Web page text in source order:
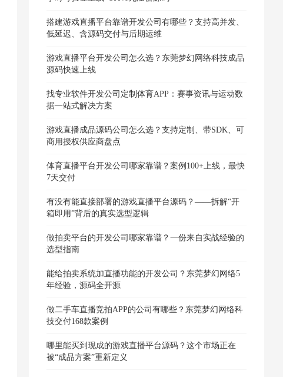
搭建游戏直播平台靠谱开发公司有哪些？支持高并发、
低延迟、含源码交付与后期运维
游戏直播平台开发公司怎么选？东莞梦幻网络科技成品
源码快速上线
找专业软件开发公司定制体育APP：赛事资讯与运动数
据一站式解决方案
游戏直播成品源码公司怎么选？支持定制、带SDK、可
商用授权供应商盘点
体育直播平台开发公司哪家靠谱？案例100+上线，最快
7天交付
有没有能直接部署的游戏直播平台源码？——拆解“开
箱即用”背后的真实选型逻辑
做拍卖平台的开发公司哪家靠谱？一份来自实战经验的
选型指南
能给拍卖系统加直播功能的开发公司？东莞梦幻网络5
年经验，源码全开源
做二手车直播竞拍APP的公司有哪些？东莞梦幻网络科
技交付168款案例
哪里能买到现成的游戏直播平台源码？这个市场正在
被“成品方案”重新定义